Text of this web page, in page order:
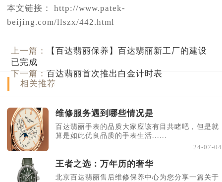
本文链接： http://www.patek-
beijing.com/llszx/442.html
上一篇：
【百达翡丽保养】百达翡丽新工厂的建设
已完成
下一篇：百达翡丽首次推出白金计时表
相关推荐
维修服务遇到哪些情况是
百达翡丽手表的品质大家应该有目共睹吧，但是就
算是如此优良品质的手表生活......
24-07-04
王者之选：万年历的奢华
北京百达翡丽售后维修保养中心为您分享一篇关于